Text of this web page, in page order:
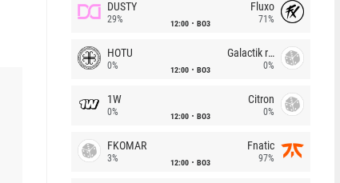
DUSTY
29% 12:00 BO3
Fluxo
71%
HOTU
0% 12:00 BO3
Galactik rebels
0%
1W
0% 12:00 BO3
Citron
0%
FKOMAR
3% 12:00 BO3
Fnatic
97%